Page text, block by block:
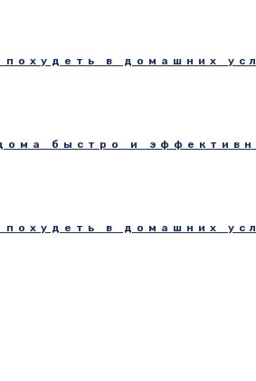
похудеть в домашних
быстро и
похудеть в домашних